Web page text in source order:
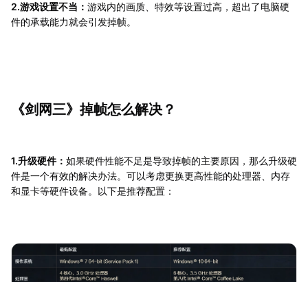
2.游戏设置不当： 游戏内的画质、特效等设置过高，超出了电脑硬
件的承载能力就会引发掉帧。
《剑网三》掉帧怎么解决？
1.升级硬件： 如果硬件性能不足是导致掉帧的主要原因，那么升级硬
件是一个有效的解决办法。可以考虑更换更高性能的处理器、内存
和显卡等硬件设备。以下是推荐配置：